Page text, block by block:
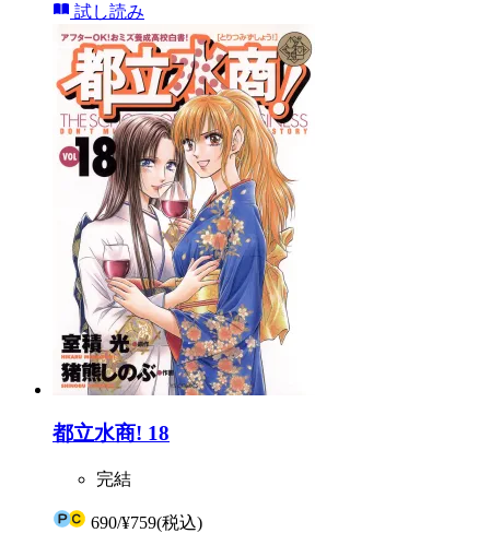
試し読み
都立水商! 18
完結
690/¥759(税込)